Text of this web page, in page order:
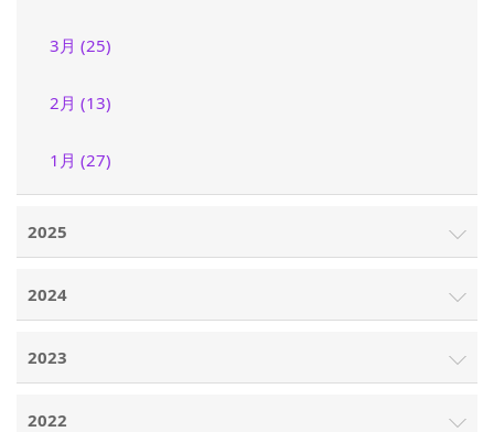
3月 (25)
2月 (13)
1月 (27)
2025
2024
2023
2022